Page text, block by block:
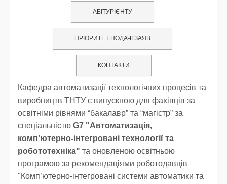
АБІТУРІЄНТУ
ПРІОРИТЕТ ПОДАЧІ ЗАЯВ
КОНТАКТИ
Кафедра автоматизації технологічних процесів та
виробництв ТНТУ є випускною для фахівців за
освітніми рівнями “бакалавр” та “магістр” за
спеціальністюG7 "Автоматизація,
комп’ютерно-інтегровані технології та
робототехніка" та оновленою освітньою
програмою за рекомендаціями роботодавців
"Комп’ютерно-інтегровані системи автоматики та